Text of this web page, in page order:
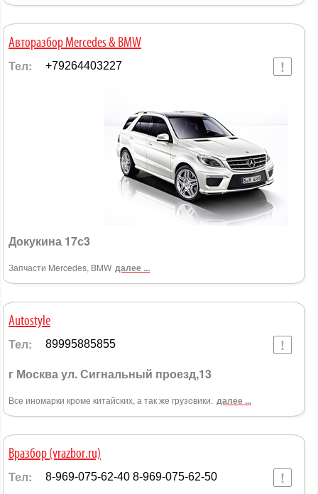
Авторазбор Mercedes & BMW
Тел: +79264403227
Докукина 17с3
Запчасти Mercedes, BMW далее ...
Autostyle
Тел: 89995885855
г Москва ул. Сигнальный проезд,13
Все иномарки кроме китайских, а так же грузовики. далее ...
Вразбор (vrazbor.ru)
Тел: 8-969-075-62-40 8-969-075-62-50